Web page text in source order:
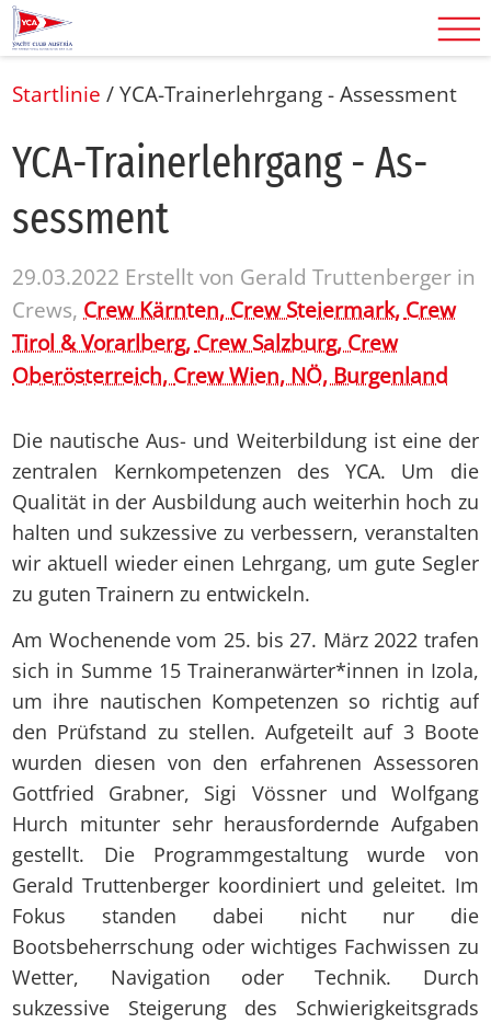
Startlinie /YCA-Trainerlehrgang - Assessment
YCA-Trai­ner­lehr­gang - As­
sess­ment
29.03.2022 Erstellt von Gerald Truttenberger in
Crews, Crew Kärnten, Crew Steiermark, Crew
Tirol & Vorarlberg, Crew Salzburg, Crew
Oberösterreich, Crew Wien, NÖ, Burgenland
Die nautische Aus- und Weiterbildung ist eine der
zentralen Kernkompetenzen des YCA. Um die
Qualität in der Ausbildung auch weiterhin hoch zu
halten und sukzessive zu verbessern, veranstalten
wir aktuell wieder einen Lehrgang, um gute Segler
zu guten Trainern zu entwickeln.
Am Wochenende vom 25. bis 27. März 2022 trafen
sich in Summe 15 Traineranwärter*innen in Izola,
um ihre nautischen Kompetenzen so richtig auf
den Prüfstand zu stellen. Aufgeteilt auf 3 Boote
wurden diesen von den erfahrenen Assessoren
Gottfried Grabner, Sigi Vössner und Wolfgang
Hurch mitunter sehr herausfordernde Aufgaben
gestellt. Die Programmgestaltung wurde von
Gerald Truttenberger koordiniert und geleitet. Im
Fokus standen dabei nicht nur die
Bootsbeherrschung oder wichtiges Fachwissen zu
Wetter, Navigation oder Technik. Durch
sukzessive Steigerung des Schwierigkeitsgrads